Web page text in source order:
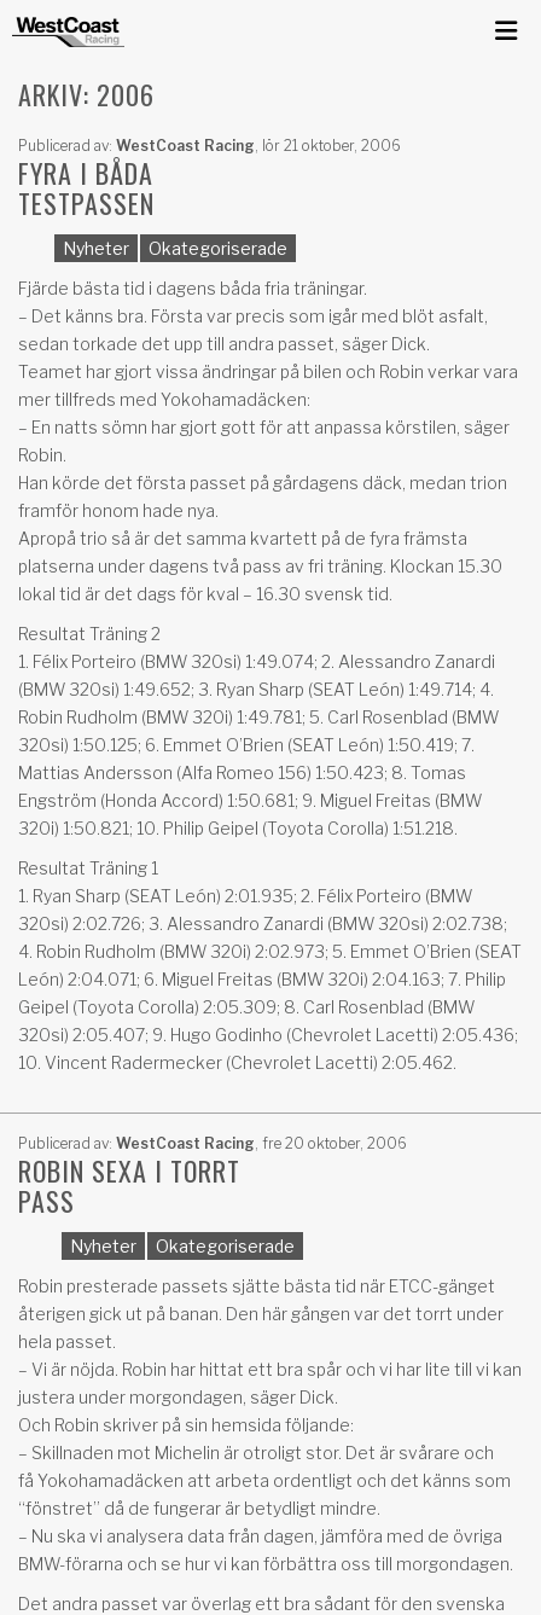
ARKIV: 2006
Publicerad av: WestCoast Racing, lör 21 oktober, 2006
FYRA I BÅDA
TESTPASSEN
Nyheter
Okategoriserade
Fjärde bästa tid i dagens båda fria träningar.
– Det känns bra. Första var precis som igår med blöt asfalt,
sedan torkade det upp till andra passet, säger Dick.
Teamet har gjort vissa ändringar på bilen och Robin verkar vara
mer tillfreds med Yokohamadäcken:
– En natts sömn har gjort gott för att anpassa körstilen, säger
Robin.
Han körde det första passet på gårdagens däck, medan trion
framför honom hade nya.
Apropå trio så är det samma kvartett på de fyra främsta
platserna under dagens två pass av fri träning. Klockan 15.30
lokal tid är det dags för kval – 16.30 svensk tid.
Resultat Träning 2
1. Félix Porteiro (BMW 320si) 1:49.074; 2. Alessandro Zanardi
(BMW 320si) 1:49.652; 3. Ryan Sharp (SEAT León) 1:49.714; 4.
Robin Rudholm (BMW 320i) 1:49.781; 5. Carl Rosenblad (BMW
320si) 1:50.125; 6. Emmet O’Brien (SEAT León) 1:50.419; 7.
Mattias Andersson (Alfa Romeo 156) 1:50.423; 8. Tomas
Engström (Honda Accord) 1:50.681; 9. Miguel Freitas (BMW
320i) 1:50.821; 10. Philip Geipel (Toyota Corolla) 1:51.218.
Resultat Träning 1
1. Ryan Sharp (SEAT León) 2:01.935; 2. Félix Porteiro (BMW
320si) 2:02.726; 3. Alessandro Zanardi (BMW 320si) 2:02.738;
4. Robin Rudholm (BMW 320i) 2:02.973; 5. Emmet O’Brien (SEAT
León) 2:04.071; 6. Miguel Freitas (BMW 320i) 2:04.163; 7. Philip
Geipel (Toyota Corolla) 2:05.309; 8. Carl Rosenblad (BMW
320si) 2:05.407; 9. Hugo Godinho (Chevrolet Lacetti) 2:05.436;
10. Vincent Radermecker (Chevrolet Lacetti) 2:05.462.
Publicerad av: WestCoast Racing, fre 20 oktober, 2006
ROBIN SEXA I TORRT
PASS
Nyheter
Okategoriserade
Robin presterade passets sjätte bästa tid när ETCC-gänget
återigen gick ut på banan. Den här gången var det torrt under
hela passet.
– Vi är nöjda. Robin har hittat ett bra spår och vi har lite till vi kan
justera under morgondagen, säger Dick.
Och Robin skriver på sin hemsida följande:
– Skillnaden mot Michelin är otroligt stor. Det är svårare och
få Yokohamadäcken att arbeta ordentligt och det känns som
“fönstret” då de fungerar är betydligt mindre.
– Nu ska vi analysera data från dagen, jämföra med de övriga
BMW-förarna och se hur vi kan förbättra oss till morgondagen.
Det andra passet var överlag ett bra sådant för den svenska